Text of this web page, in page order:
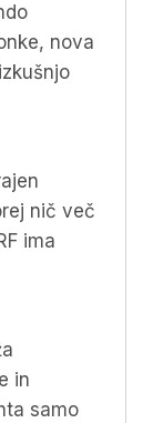
nova
nič več
ima
in
samo